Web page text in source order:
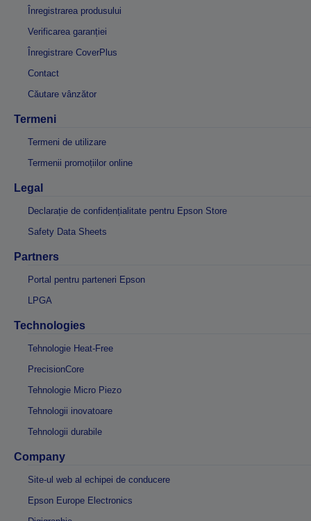
Înregistrarea produsului
Verificarea garanției
Înregistrare CoverPlus
Contact
Căutare vânzător
Termeni
Termeni de utilizare
Termenii promoțiilor online
Legal
Declarație de confidențialitate pentru Epson Store
Safety Data Sheets
Partners
Portal pentru parteneri Epson
LPGA
Technologies
Tehnologie Heat-Free
PrecisionCore
Tehnologie Micro Piezo
Tehnologii inovatoare
Tehnologii durabile
Company
Site-ul web al echipei de conducere
Epson Europe Electronics